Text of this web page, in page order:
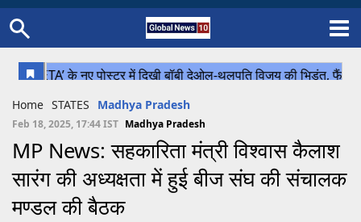
Uttar Pradesh
Chhattisgarh
Bihar
Uttrakhand
Cricket
Football
Home STATES Madhya Pradesh
Feb 18, 2025, 17:44 IST Madhya Pradesh
MP News: सहकारिता मंत्री विश्वास कैलाश
सारंग की अध्यक्षता में हुई बीज संघ की संचालक
मण्डल की बैठक